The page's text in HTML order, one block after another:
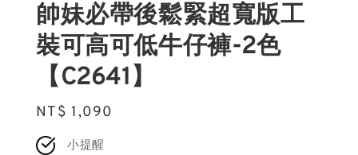
帥妹必帶後鬆緊超寬版工
裝可高可低牛仔褲-2色
【C2641】
Regular
price
NT$ 1,090
小提醒